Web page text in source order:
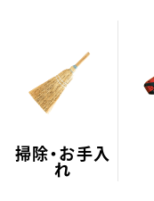
掃除・お手入
れ